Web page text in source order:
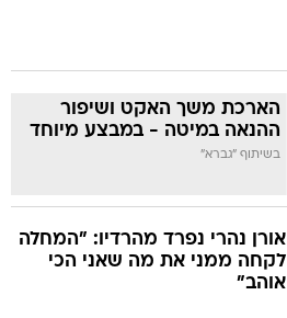
הארכת משך האקט ושיפור
ההנאה במיטה - במבצע מיוחד
בשיתוף "גברא"
אורן נהרי נפרד מהרדיו: "המחלה
לקחה ממני את מה שאני הכי
אוהב"